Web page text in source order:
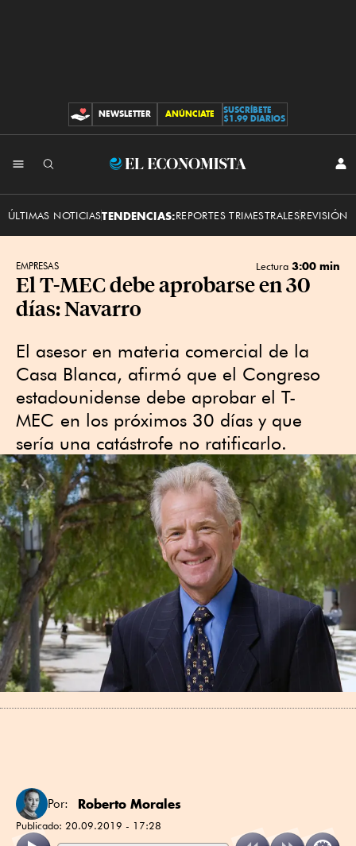
CONTRIBUCIONES
NEWSLETTER ANÚNCIATE
SUSCRÍBETE
$1.99 DIARIOS
El
ÚLTIMAS NOTICIASTENDENCIAS:REPORTES TRIMESTRALESREVISIÓN
EMPRESAS Lectura 3:00 min
El T-MEC debe aprobarse en 30
días: Navarro
El asesor en materia comercial de la
Casa Blanca, afirmó que el Congreso
estadounidense debe aprobar el T-
MEC en los próximos 30 días y que
sería una catástrofe no ratificarlo.
Por: Roberto Morales
Publicado: 20.09.2019 - 17:28